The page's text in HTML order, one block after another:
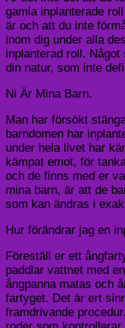
gamla inplanterade
är och att du inte
inom dig under alla
inplanterad roll. Något
din natur, som inte
Ni Är Mina Barn.
Man har försökt
barndomen har
under hela livet har
kämpat emot, för
och de finns med er
mina barn, är att de
som kan ändras i
Hur förändrar jag en
Föreställ er ett
paddlar vattnet med
ångpanna matas och
fartyget. Det är ert
framdrivande